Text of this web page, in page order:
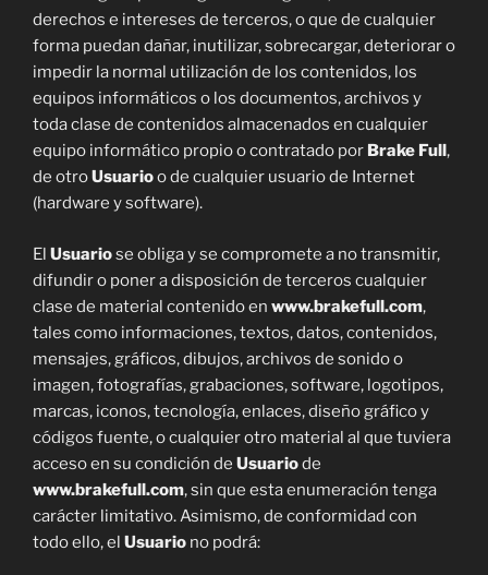
derechos e intereses de terceros, o que de cualquier
forma puedan dañar, inutilizar, sobrecargar, deteriorar o
impedir la normal utilización de los contenidos, los
equipos informáticos o los documentos, archivos y
toda clase de contenidos almacenados en cualquier
equipo informático propio o contratado por Brake Full ,
de otroUsuarioo de cualquier usuario de Internet
(hardware y software).
El Usuariose obliga y se compromete a no transmitir,
difundir o poner a disposición de terceros cualquier
clase de material contenido en www.brakefull.com,
tales como informaciones, textos, datos, contenidos,
mensajes, gráficos, dibujos, archivos de sonido o
imagen, fotografías, grabaciones, software, logotipos,
marcas, iconos, tecnología, enlaces, diseño gráfico y
códigos fuente, o cualquier otro material al que tuviera
acceso en su condición de Usuariode
www.brakefull.com, sin que esta enumeración tenga
carácter limitativo. Asimismo, de conformidad con
todo ello, el Usuario no podrá: